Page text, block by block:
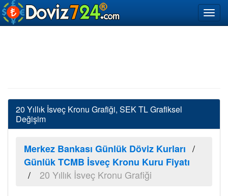
20 Yıllık İsveç Kronu Grafiği, SEK TL Grafiksel
Değişim
Merkez Bankası Günlük Döviz Kurları
Günlük TCMB İsveç Kronu Kuru Fiyatı
20 Yıllık İsveç Kronu Grafiği